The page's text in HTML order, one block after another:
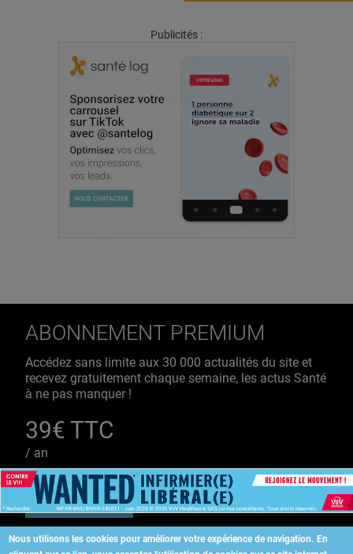
Publicités :
Nous utilisons les cookies pour améliorer votre expérience de navigation. En
ABONNEMENT PREMIUM
Accédez sans limite aux 30 000 actualités du site et
recevez gratuitement chaque semaine, les actus Santé
à ne pas manquer !
39€ TTC
/ an
S'ABONNER